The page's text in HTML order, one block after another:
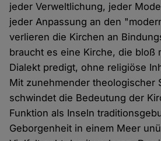
jeder Verweltlichung, jeder
jeder Anpassung an den
verlieren die Kirchen an
braucht es eine Kirche, die bloß
Dialekt predigt, ohne religiöse
Mit zunehmender theologischer
schwindet die Bedeutung der
Funktion als Inseln
Geborgenheit in einem Meer